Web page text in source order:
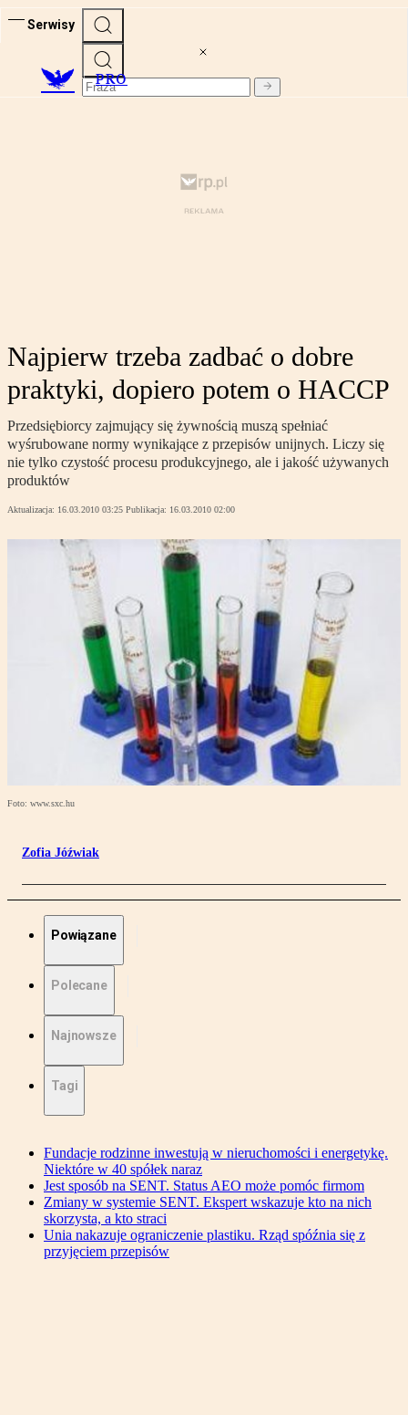
Serwisy
PRO
Najpierw trzeba zadbać o dobre
praktyki, dopiero potem o HACCP
Przedsiębiorcy zajmujący się żywnością muszą spełniać
wyśrubowane normy wynikające z przepisów unijnych. Liczy się
nie tylko czystość procesu produkcyjnego, ale i jakość używanych
produktów
Aktualizacja: 16.03.2010 03:25 Publikacja: 16.03.2010 02:00
Foto: www.sxc.hu
Zofia Jóźwiak
Powiązane
Polecane
Najnowsze
Tagi
Fundacje rodzinne inwestują w nieruchomości i energetykę.
Niektóre w 40 spółek naraz
Jest sposób na SENT. Status AEO może pomóc firmom
Zmiany w systemie SENT. Ekspert wskazuje kto na nich
skorzysta, a kto straci
Unia nakazuje ograniczenie plastiku. Rząd spóźnia się z
przyjęciem przepisów